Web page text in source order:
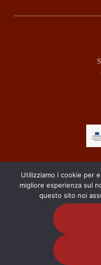
Utilizziamo i cookie per
migliore esperienza sul
questo sito noi